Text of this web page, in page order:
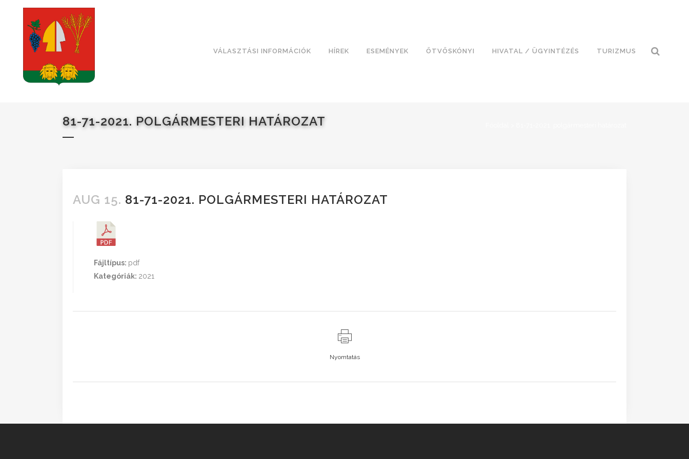
VÁLASZTÁSI INFORMÁCIÓK HÍREK ESEMÉNYEK ÖTVÖSKÓNYI HIVATAL / ÜGYINTÉZÉS TURIZMUS
81-71-2021. POLGÁRMESTERI HATÁROZAT
AUG 15. 81-71-2021. POLGÁRMESTERI HATÁROZAT
Fájltípus: pdf
Kategóriák: 2021
Nyomtatás